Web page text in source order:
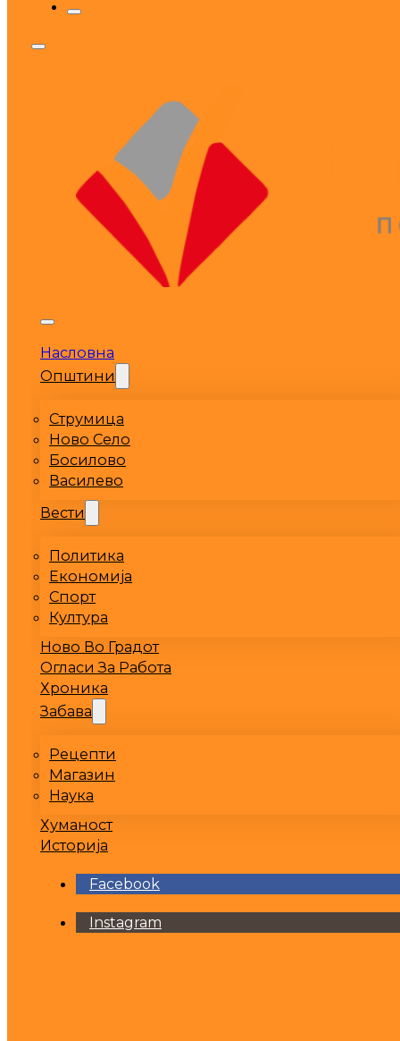
Насловна
Општини
Струмица
Ново Село
Босилово
Василево
Вести
Политика
Економија
Спорт
Култура
Ново Во Градот
Огласи За Работа
Хроника
Забава
Рецепти
Магазин
Наука
Хуманост
Историја
Facebook
Instagram